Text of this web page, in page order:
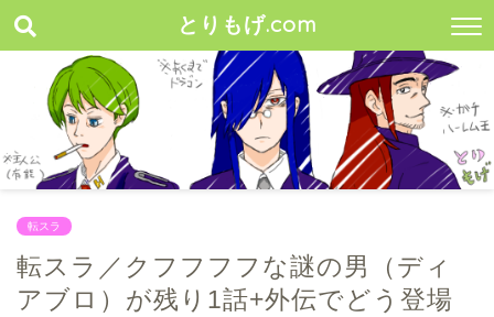
とりもげ.com
転スラ
転スラ／クフフフフな謎の男（ディ
アブロ）が残り1話+外伝でどう登場